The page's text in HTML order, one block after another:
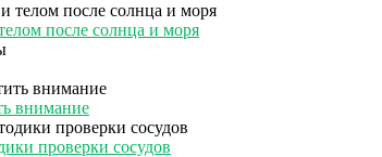
после солнца и моря
внимание
проверки сосудов